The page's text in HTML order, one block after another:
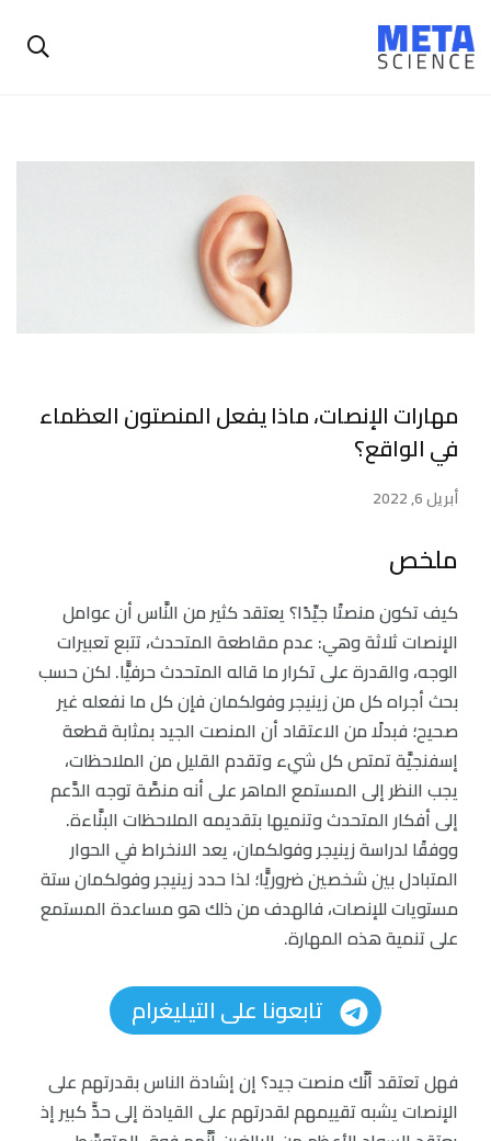
مهارات الإنصات، ماذا يفعل المنصتون العظماء
في الواقع؟
أبريل 6, 2022
ملخص
كيف تكون منصتًا جيِّدًا؟ يعتقد كثير من النَّاس أن عوامل
الإنصات ثلاثة وهي: عدم مقاطعة المتحدث، تتبع تعبيرات
الوجه، والقدرة على تكرار ما قاله المتحدث حرفيًّا. لكن حسب
بحث أجراه كل من زينيجر وفولكمان فإن كل ما نفعله غير
صحيح؛ فبدلًا من الاعتقاد أن المنصت الجيد بمثابة قطعة
إسفنجيَّة تمتص كل شيء وتقدم القليل من الملاحظات،
يجب النظر إلى المستمع الماهر على أنه منصَّة توجه الدَّعم
إلى أفكار المتحدث وتنميها بتقديمه الملاحظات البنَّاءة.
ووفقًا لدراسة زينيجر وفولكمان، يعد الانخراط في الحوار
المتبادل بين شخصين ضروريًّا؛ لذا حدد زينيجر وفولكمان ستة
مستويات للإنصات، فالهدف من ذلك هو مساعدة المستمع
على تنمية هذه المهارة.
تابعونا على التيليغرام
فهل تعتقد أنَّك منصت جيد؟ إن إشادة الناس بقدرتهم على
الإنصات يشبه تقييمهم لقدرتهم على القيادة إلى حدٍّ كبير إذ